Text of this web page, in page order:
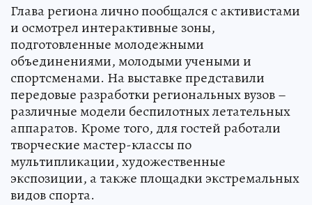
Глава региона лично пообщался с активистами
и осмотрел интерактивные зоны,
подготовленные молодежными
объединениями, молодыми учеными и
спортсменами. На выставке представили
передовые разработки региональных вузов –
различные модели беспилотных летательных
аппаратов. Кроме того, для гостей работали
творческие мастер-классы по
мультипликации, художественные
экспозиции, а также площадки экстремальных
видов спорта.